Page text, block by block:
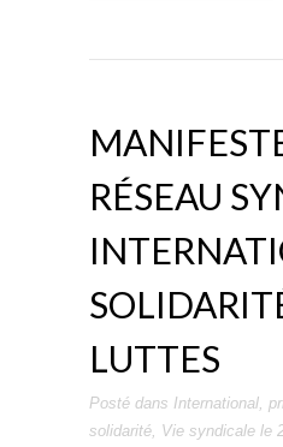
RÉSEAU
LUTTES
Posté dans International,
solidarité, Vie syndicale le